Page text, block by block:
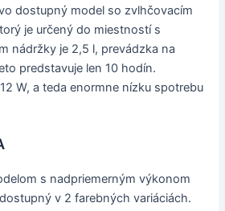
dostupný model so zvlhčovacím
je určený do miestností s
nádržky je 2,5 l, prevádzka na
predstavuje len 10 hodín.
W, a teda enormne nízku spotrebu
s nadpriemerným výkonom
v 2 farebných variáciách.